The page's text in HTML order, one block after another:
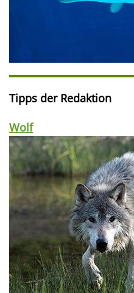
Tipps der Redaktion
Wolf